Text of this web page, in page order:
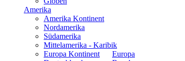
Amerika
Amerika Kontinent
Nordamerika
Südamerika
Mittelamerika - Karibik
Europa
Europa Kontinent